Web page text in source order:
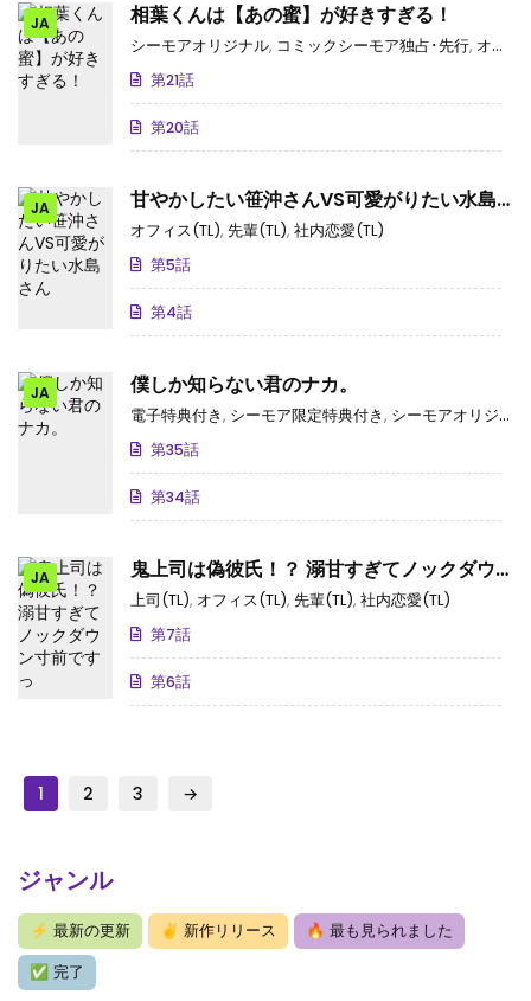
JA 相葉くんは【あの蜜】が好きすぎる！
シーモアオリジナル, コミックシーモア独占･先行, オフィス(TL)
第21話
第20話
JA
甘やかしたい笹沖さんVS可愛がりたい水島
さん
オフィス(TL), 先輩(TL), 社内恋愛(TL)
第5話
第4話
JA 僕しか知らない君のナカ。
電子特典付き, シーモア限定特典付き, シーモアオリジナル
第35話
第34話
JA
鬼上司は偽彼氏！？ 溺甘すぎてノックダウ
ン寸前ですっ
上司(TL), オフィス(TL), 先輩(TL), 社内恋愛(TL)
第7話
第6話
1 2 3 →
ジャンル
⚡ 最新の更新 ✌ 新作リリース 🔥 最も見られました
✅ 完了